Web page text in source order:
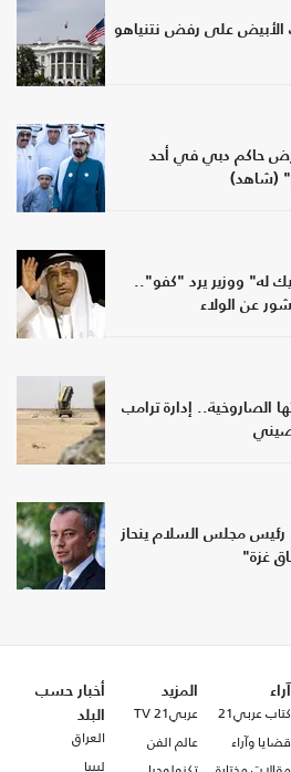
الأبيض على رفض نتنياهو
حاكم دبي في أحد
(شاهد)
له" ووزير يرد "كفو"..
عن الولاء
الصاروخية.. إدارة ترامب
مجلس السلام ينحاز
غزة"
آراء
كتاب عربي21
قضايا وآراء
المزيد
عربي21 TV
عالم الفن
أخبار حسب
البلد
العراق
ليبيا